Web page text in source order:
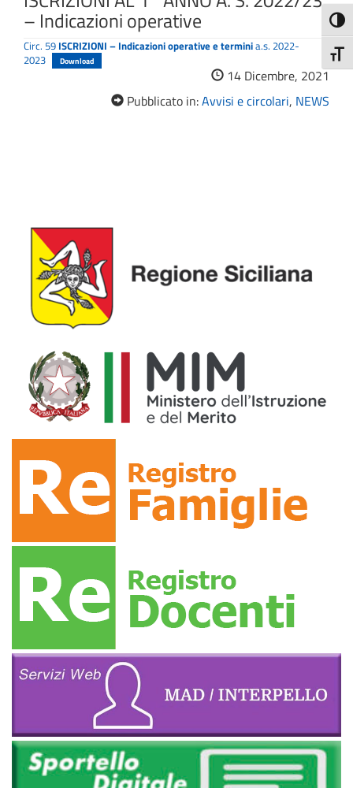
– Indicazioni operative
Circ. 59 ISCRIZIONI – Indicazioni operative e terminia.s. 2022-
2023
Download
14 Dicembre, 2021
Pubblicato in:Avvisi e circolari, NEWS